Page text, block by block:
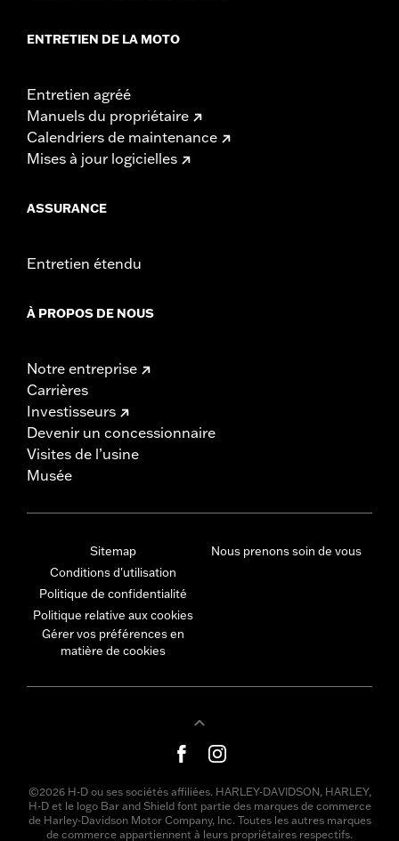
ENTRETIEN DE LA MOTO
Entretien agréé
Manuels du propriétaire
Calendriers de maintenance
Mises à jour logicielles
ASSURANCE
Entretien étendu
À PROPOS DE NOUS
Notre entreprise
Carrières
Investisseurs
Devenir un concessionnaire
Visites de l’usine
Musée
Sitemap
Conditions d'utilisation
Politique de confidentialité
Politique relative aux cookies
Gérer vos préférences en
matière de cookies
Nous prenons soin de vous
©2026 H-D ou ses sociétés affiliées. HARLEY-DAVIDSON, HARLEY,
H-D et le logo Bar and Shield font partie des marques de commerce
de Harley-Davidson Motor Company, Inc. Toutes les autres marques
de commerce appartiennent à leurs propriétaires respectifs.